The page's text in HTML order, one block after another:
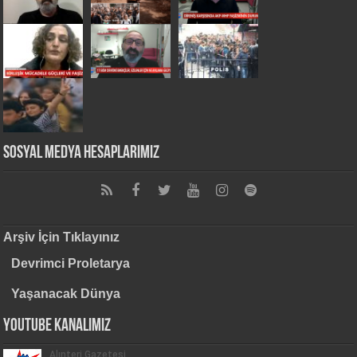
Sosyal Medya Hesaplarımız
Arşiv İçin Tıklayınız
Devrimci Proletarya
Yaşanacak Dünya
Youtube Kanalımız